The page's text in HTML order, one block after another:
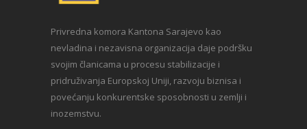
Privredna komora Kantona Sarajevo kao
nevladina i nezavisna organizacija daje podršku
svojim članicama u procesu stabilizacije i
pridruživanja Europskoj Uniji, razvoju biznisa i
povećanju konkurentske sposobnosti u zemlji i
inozemstvu.